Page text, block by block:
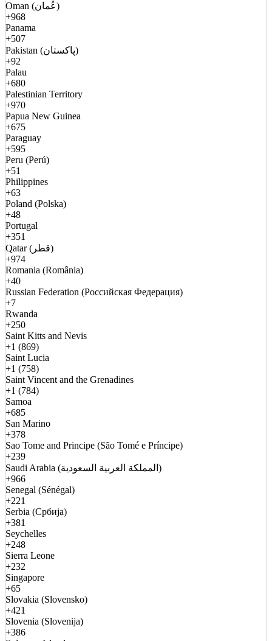
Oman (عُمان)
+968
Panama
+507
Pakistan (پاکستان)
+92
Palau
+680
Palestinian Territory
+970
Papua New Guinea
+675
Paraguay
+595
Peru (Perú)
+51
Philippines
+63
Poland (Polska)
+48
Portugal
+351
Qatar (قطر)
+974
Romania (România)
+40
Russian Federation (Российская Федерация)
+7
Rwanda
+250
Saint Kitts and Nevis
+1 (869)
Saint Lucia
+1 (758)
Saint Vincent and the Grenadines
+1 (784)
Samoa
+685
San Marino
+378
Sao Tome and Principe (São Tomé e Príncipe)
+239
Saudi Arabia (المملكة العربية السعودية)
+966
Senegal (Sénégal)
+221
Serbia (Србија)
+381
Seychelles
+248
Sierra Leone
+232
Singapore
+65
Slovakia (Slovensko)
+421
Slovenia (Slovenija)
+386